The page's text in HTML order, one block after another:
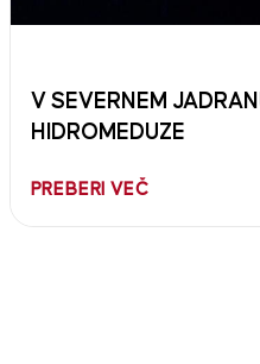
V SEVERNEM
HIDROMEDUZE
PREBERI VEČ